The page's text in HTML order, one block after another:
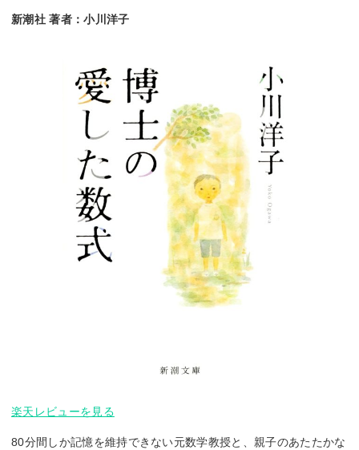
新潮社 著者：小川洋子
楽天レビューを見る
80分間しか記憶を維持できない元数学教授と、親子のあたたかな